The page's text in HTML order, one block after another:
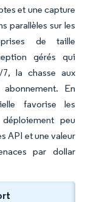
et une capture
parallèles sur les
de taille
gérés qui
la chasse aux
En
favorise les
peu
API et une valeur
par dollar